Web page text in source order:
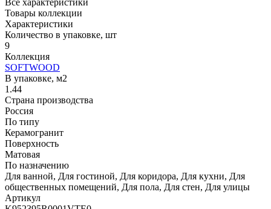
Товары коллекции
Характеристики
Количество в упаковке, шт
9
Коллекция
SOFTWOOD
В упаковке, м2
1.44
Страна производства
Россия
По типу
Керамогранит
Поверхность
Матовая
По назначению
Для ванной, Для гостиной, Для коридора, Для кухни, Для
общественных помещений, Для пола, Для стен, Для улицы
Артикул